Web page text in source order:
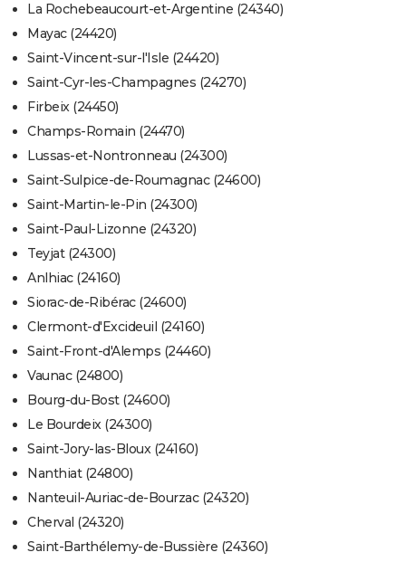
La Rochebeaucourt-et-Argentine (24340)
Mayac (24420)
Saint-Vincent-sur-l'Isle (24420)
Saint-Cyr-les-Champagnes (24270)
Firbeix (24450)
Champs-Romain (24470)
Lussas-et-Nontronneau (24300)
Saint-Sulpice-de-Roumagnac (24600)
Saint-Martin-le-Pin (24300)
Saint-Paul-Lizonne (24320)
Teyjat (24300)
Anlhiac (24160)
Siorac-de-Ribérac (24600)
Clermont-d'Excideuil (24160)
Saint-Front-d'Alemps (24460)
Vaunac (24800)
Bourg-du-Bost (24600)
Le Bourdeix (24300)
Saint-Jory-las-Bloux (24160)
Nanthiat (24800)
Nanteuil-Auriac-de-Bourzac (24320)
Cherval (24320)
Saint-Barthélemy-de-Bussière (24360)